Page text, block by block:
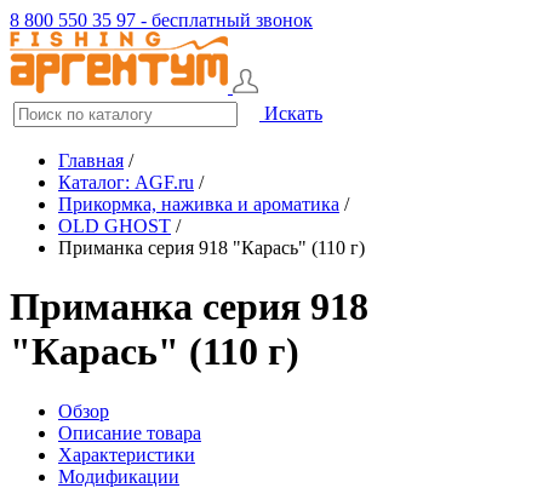
8 800 550 35 97 - бесплатный звонок
Искать
Главная /
Каталог: AGF.ru /
Прикормка, наживка и ароматика /
OLD GHOST /
Приманка серия 918 "Карась" (110 г)
Приманка серия 918
"Карась" (110 г)
Обзор
Описание товара
Характеристики
Модификации